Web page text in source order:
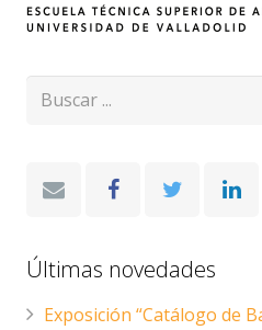
Últimas novedades
Exposición “Catálogo de